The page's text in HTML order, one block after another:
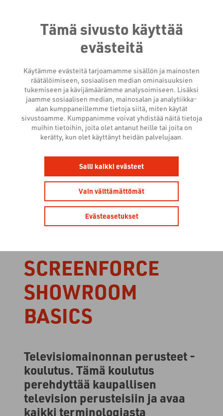
Tämä sivusto käyttää
evästeitä
Käytämme evästeitä tarjoamamme sisällön ja mainosten
räätälöimiseen, sosiaalisen median ominaisuuksien
tukemiseen ja kävijämäärämme analysoimiseen. Lisäksi
jaamme sosiaalisen median, mainosalan ja analytiikka-
alan kumppaneillemme tietoja siitä, miten käytät
sivustoamme. Kumppanimme voivat yhdistää näitä tietoja
muihin tietoihin, joita olet antanut heille tai joita on
kerätty, kun olet käyttänyt heidän palvelujaan.
Salli kaikki evästeet
Vain välttämättömät
Evästeasetukset
SCREENFORCE
SHOWROOM
BASICS
Televisiomainonnan perusteet -
koulutus. Tämä koulutus
perehdyttää kaupallisen
television perusteisiin ja avaa
kaikki terminologiasta